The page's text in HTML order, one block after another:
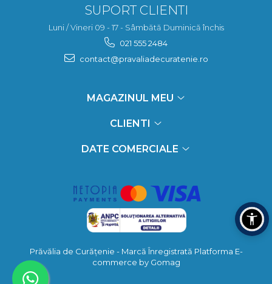
SUPORT CLIENTI
Luni / Vineri 09 - 17 - Sâmbătă Duminică închis
021 555 2484
contact@pravaliadecuratenie.ro
MAGAZINUL MEU
CLIENTI
DATE COMERCIALE
Prăvălia de Curățenie - Marcă Înregistrată Platforma E-
commerce by Gomag